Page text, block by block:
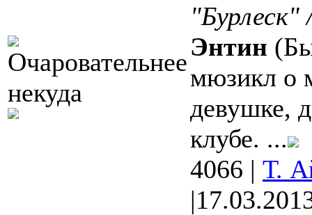
Энтин
мюзикл о
девушке,
клубе. ...
4066 | Т.
|